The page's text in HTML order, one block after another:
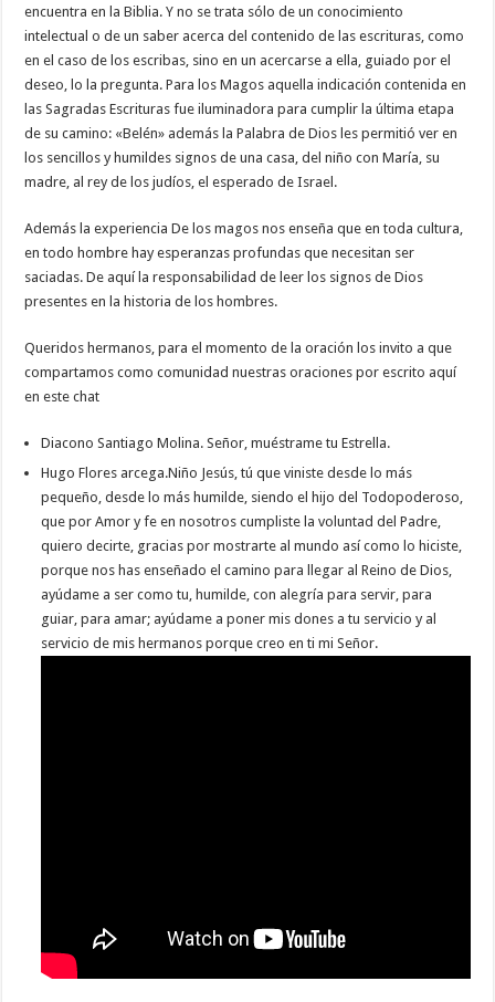
encuentra en la Biblia. Y no se trata sólo de un conocimiento
intelectual o de un saber acerca del contenido de las escrituras, como
en el caso de los escribas, sino en un acercarse a ella, guiado por el
deseo, lo la pregunta. Para los Magos aquella indicación contenida en
las Sagradas Escrituras fue iluminadora para cumplir la última etapa
de su camino: «Belén» además la Palabra de Dios les permitió ver en
los sencillos y humildes signos de una casa, del niño con María, su
madre, al rey de los judíos, el esperado de Israel.
Además la experiencia De los magos nos enseña que en toda cultura,
en todo hombre hay esperanzas profundas que necesitan ser
saciadas. De aquí la responsabilidad de leer los signos de Dios
presentes en la historia de los hombres.
Queridos hermanos, para el momento de la oración los invito a que
compartamos como comunidad nuestras oraciones por escrito aquí
en este chat
Diacono Santiago Molina. Señor, muéstrame tu Estrella.
Hugo Flores arcega.Niño Jesús, tú que viniste desde lo más
pequeño, desde lo más humilde, siendo el hijo del Todopoderoso,
que por Amor y fe en nosotros cumpliste la voluntad del Padre,
quiero decirte, gracias por mostrarte al mundo así como lo hiciste,
porque nos has enseñado el camino para llegar al Reino de Dios,
ayúdame a ser como tu, humilde, con alegría para servir, para
guiar, para amar; ayúdame a poner mis dones a tu servicio y al
servicio de mis hermanos porque creo en ti mi Señor.